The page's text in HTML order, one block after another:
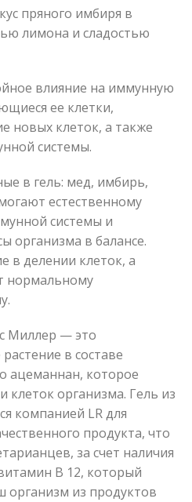
пряного имбиря в
лимона и сладостью
влияние на иммунную
ее клетки,
новых клеток, а также
системы.
в гель: мед, имбирь,
естественному
системы и
организма в балансе.
в делении клеток, а
нормальному
Миллер — это
в составе
ацеманнан, которое
клеток организма. Гель из
компанией LR для
продукта, что
за счет наличия
В 12, который
организм из продуктов